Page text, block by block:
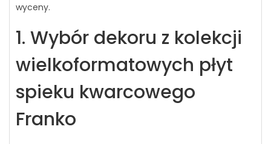
wyceny.
1. Wybór dekoru z kolekcji
wielkoformatowych płyt
spieku kwarcowego
Franko